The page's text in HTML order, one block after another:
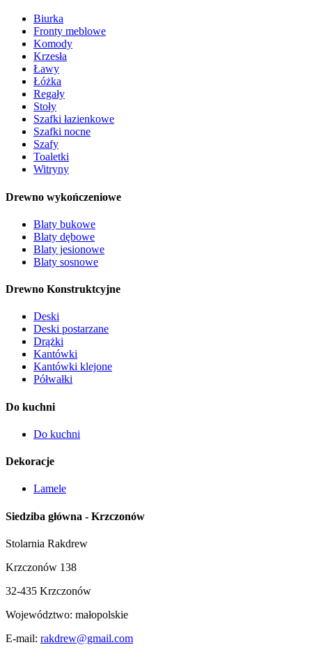
Biurka
Fronty meblowe
Komody
Krzesła
Ławy
Łóżka
Regały
Stoły
Szafki łazienkowe
Szafki nocne
Szafy
Toaletki
Witryny
Drewno wykończeniowe
Blaty bukowe
Blaty dębowe
Blaty jesionowe
Blaty sosnowe
Drewno Konstruktcyjne
Deski
Deski postarzane
Drążki
Kantówki
Kantówki klejone
Półwałki
Do kuchni
Do kuchni
Dekoracje
Lamele
Siedziba główna - Krzczonów
Stolarnia Rakdrew
Krzczonów 138
32-435 Krzczonów
Województwo: małopolskie
E-mail: rakdrew@gmail.com